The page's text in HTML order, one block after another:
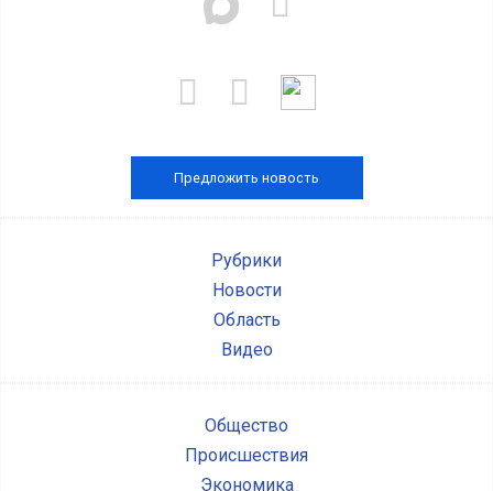
Предложить новость
Рубрики
Новости
Область
Видео
Общество
Происшествия
Экономика